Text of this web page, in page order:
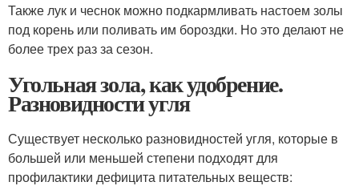
Также лук и чеснок можно подкармливать настоем золы
под корень или поливать им бороздки. Но это делают не
более трех раз за сезон.
Угольная зола, как удобрение.
Разновидности угля
Существует несколько разновидностей угля, которые в
большей или меньшей степени подходят для
профилактики дефицита питательных веществ: